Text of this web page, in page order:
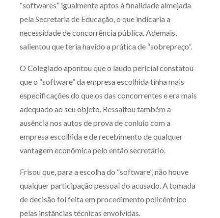
“softwares” igualmente aptos à finalidade almejada
pela Secretaria de Educação, o que indicaria a
necessidade de concorrência pública. Ademais,
salientou que teria havido a prática de “sobrepreço”.
O Colegiado apontou que o laudo pericial constatou
que o “software” da empresa escolhida tinha mais
especificações do que os das concorrentes e era mais
adequado ao seu objeto. Ressaltou também a
ausência nos autos de prova de conluio com a
empresa escolhida e de recebimento de qualquer
vantagem econômica pelo então secretário.
Frisou que, para a escolha do “software”, não houve
qualquer participação pessoal do acusado. A tomada
de decisão foi feita em procedimento policêntrico
pelas instâncias técnicas envolvidas.